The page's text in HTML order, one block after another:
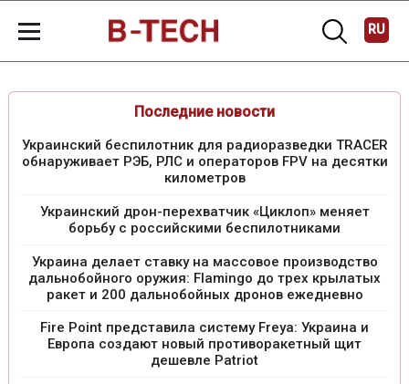
RU
Последние новости
Украинский беспилотник для радиоразведки TRACER
обнаруживает РЭБ, РЛС и операторов FPV на десятки
километров
Украинский дрон-перехватчик «Циклоп» меняет
борьбу с российскими беспилотниками
Украина делает ставку на массовое производство
дальнобойного оружия: Flamingo до трех крылатых
ракет и 200 дальнобойных дронов ежедневно
Fire Point представила систему Freya: Украина и
Европа создают новый противоракетный щит
дешевле Patriot